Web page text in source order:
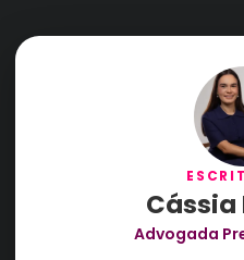
Cássia
Advogada